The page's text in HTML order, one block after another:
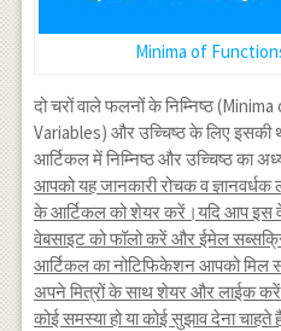
Minima of
दो चरों वाले फलनों के निम्निष्ठ
Variables) और उच्चिष्ठ के लिए इसकी
आर्टिकल में निम्निष्ठ और उच्चिष्ठ का
आपको यह जानकारी रोचक व
के आर्टिकल को शेयर करें।यदि आप इस
वेबसाइट को फॉलो करें और ईमेल
आर्टिकल का नोटिफिकेशन आपको मिल
अपने मित्रों के साथ शेयर और लाईक
कोई समस्या हो या कोई सुझाव देना